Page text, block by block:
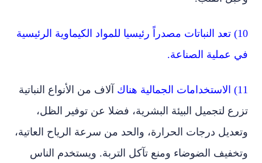
10) تعد النباتات مصدراً رئيسيا للمواد الكيماوية الرئيسية
في عملية الصناعة.
11) الاستخدامات الجمالية هناك
آلاف من الأنواع النباتية
تزرع لتجميل البيئة البشرية، فضلا عن توفير الظل،
وتعديل درجات الحرارة، والحد من سرعة الرياح العاتية،
وتخفيف الضوضاء ومنع تآكل التربة. ويستخدم الناس